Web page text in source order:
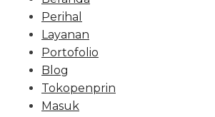
Perihal
Layanan
Portofolio
Blog
Tokopenprin
Masuk